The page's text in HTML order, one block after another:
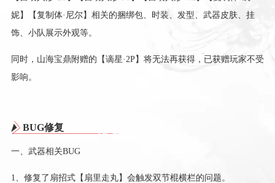
妮】【复制体·尼尔】相关的捆绑包、时装、发型、武器皮肤、挂
饰、小队展示外观等。
同时，山海宝鼎附赠的【谪星·2P】将无法再获得，已获赠玩家不受
影响。
BUG修复
一、武器相关BUG
1、修复了扇招式【扇里走丸】会触发双节棍横栏的问题。